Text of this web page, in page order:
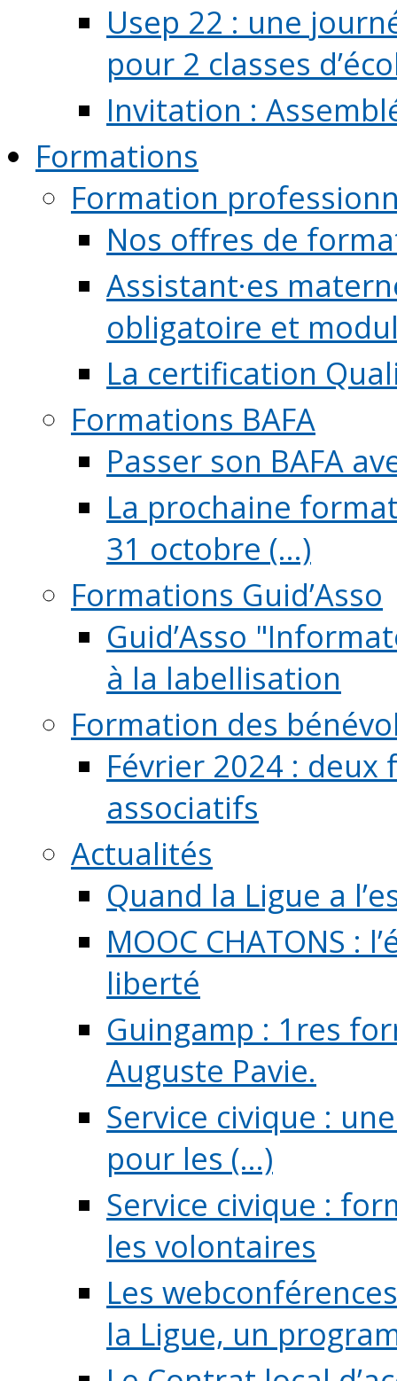
Usep 22 : une
pour 2 classes
Invitation :
Formations
Formation
Nos offres de
Assistant·es
obligatoire et
La certification
Formations BAFA
Passer son BAFA
La prochaine
31 octobre (...)
Formations Guid’Asso
Guid’Asso
à la labellisation
Formation des
Février 2024 :
associatifs
Actualités
Quand la Ligue a
MOOC CHATONS
liberté
Guingamp : 1res
Auguste Pavie.
Service civique :
pour les (...)
Service civique :
les volontaires
Les
la Ligue, un